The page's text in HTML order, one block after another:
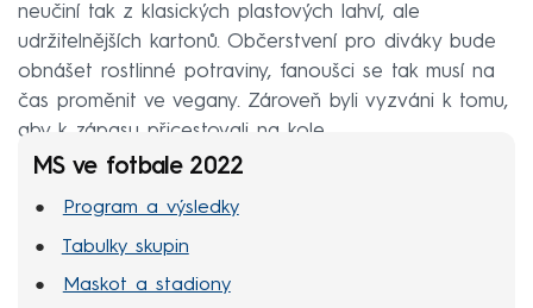
neučiní tak z klasických plastových lahví, ale
udržitelnějších kartonů. Občerstvení pro diváky bude
obnášet rostlinné potraviny, fanoušci se tak musí na
čas proměnit ve vegany. Zároveň byli vyzváni k tomu,
aby k zápasu přicestovali na kole.
MS ve fotbale 2022
Program a výsledky
Tabulky skupin
Maskot a stadiony